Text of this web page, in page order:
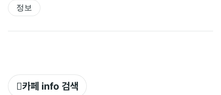
정보
카페 info 검색